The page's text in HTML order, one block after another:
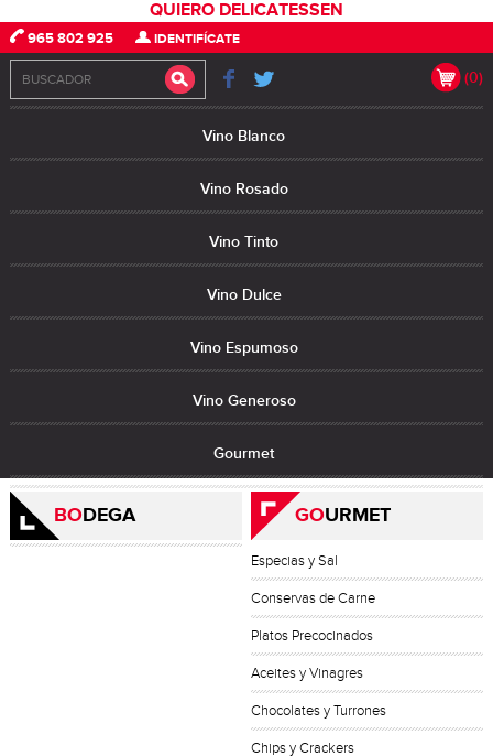
965 802 925 IDENTIFÍCATE
(0)
Vino Blanco
Vino Rosado
Vino Tinto
Vino Dulce
Vino Espumoso
Vino Generoso
Gourmet
QUIERO DELICATESSEN
BODEGA GOURMET
Especias y Sal
Conservas de Carne
Platos Precocinados
Aceites y Vinagres
Chocolates y Turrones
Chips y Crackers